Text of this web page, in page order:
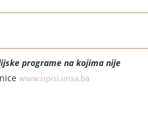
programe na kojima nije
www.upisi.unsa.ba